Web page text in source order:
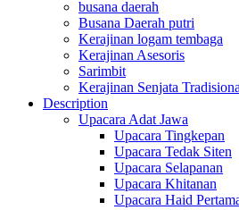
busana daerah
Busana Daerah putri
Kerajinan logam tembaga
Kerajinan Asesoris
Sarimbit
Kerajinan Senjata
Description
Upacara Adat Jawa
Upacara Tingkepan
Upacara Tedak Siten
Upacara Selapanan
Upacara Khitanan
Upacara Haid